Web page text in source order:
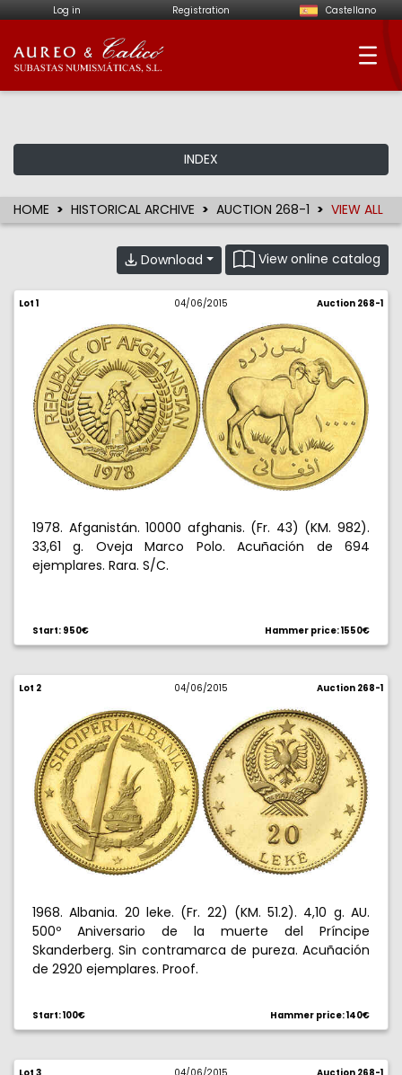
Log in Registration Castellano
Aureo & Calicó -
INDEX
HOME HISTORICAL ARCHIVE AUCTION 268-1 VIEW ALL
Download View online catalog
Lot 1 04/06/2015 Auction 268-1
1978. Afganistán. 10000 afghanis. (Fr. 43) (KM. 982).
33,61 g. Oveja Marco Polo. Acuñación de 694
ejemplares. Rara. S/C.
Start: 950€ Hammer price: 1550€
Lot 2 04/06/2015 Auction 268-1
1968. Albania. 20 leke. (Fr. 22) (KM. 51.2). 4,10 g. AU.
500º Aniversario de la muerte del Príncipe
Skanderberg. Sin contramarca de pureza. Acuñación
de 2920 ejemplares. Proof.
Start: 100€ Hammer price: 140€